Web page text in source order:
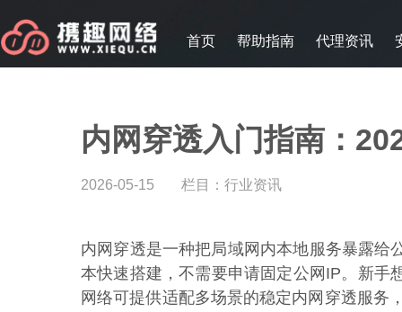
首页 帮助指南 代理资讯
内网穿透入门指南：
2026-05-15 栏目： 行业资讯
内网穿透是一种把局域网内本地服务暴露给
本快速搭建，不需要申请固定公网IP。新手
网络可提供适配多场景的稳定内网穿透服务